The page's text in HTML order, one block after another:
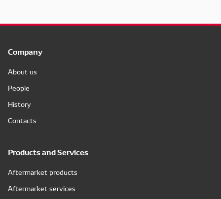
Company
About us
People
History
Contacts
Products and Services
Aftermarket products
Aftermarket services